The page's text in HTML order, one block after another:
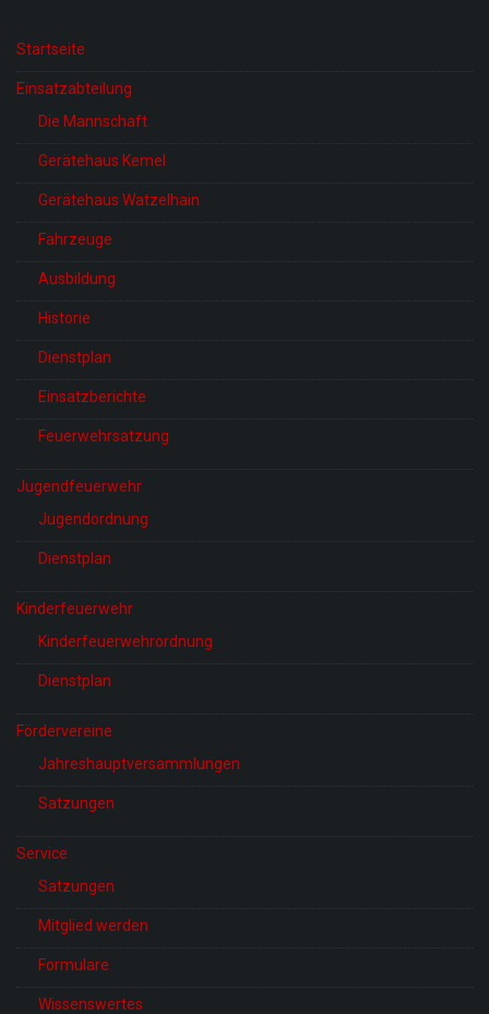
Startseite
Einsatzabteilung
Die Mannschaft
Gerätehaus Kemel
Gerätehaus Watzelhain
Fahrzeuge
Ausbildung
Historie
Dienstplan
Einsatzberichte
Feuerwehrsatzung
Jugendfeuerwehr
Jugendordnung
Dienstplan
Kinderfeuerwehr
Kinderfeuerwehrordnung
Dienstplan
Fördervereine
Jahreshauptversammlungen
Satzungen
Service
Satzungen
Mitglied werden
Formulare
Wissenswertes